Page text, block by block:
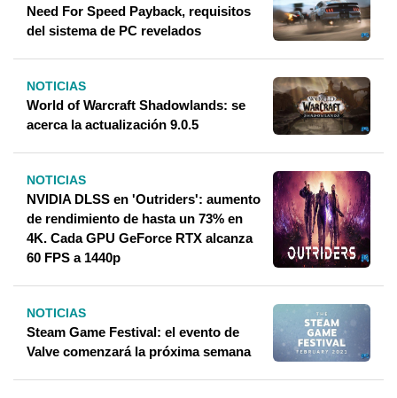
Need For Speed ​​Payback, requisitos
del sistema de PC revelados
NOTICIAS
World of Warcraft Shadowlands: se
acerca la actualización 9.0.5
NOTICIAS
NVIDIA DLSS en 'Outriders': aumento
de rendimiento de hasta un 73% en
4K. Cada GPU GeForce RTX alcanza
60 FPS a 1440p
NOTICIAS
Steam Game Festival: el evento de
Valve comenzará la próxima semana